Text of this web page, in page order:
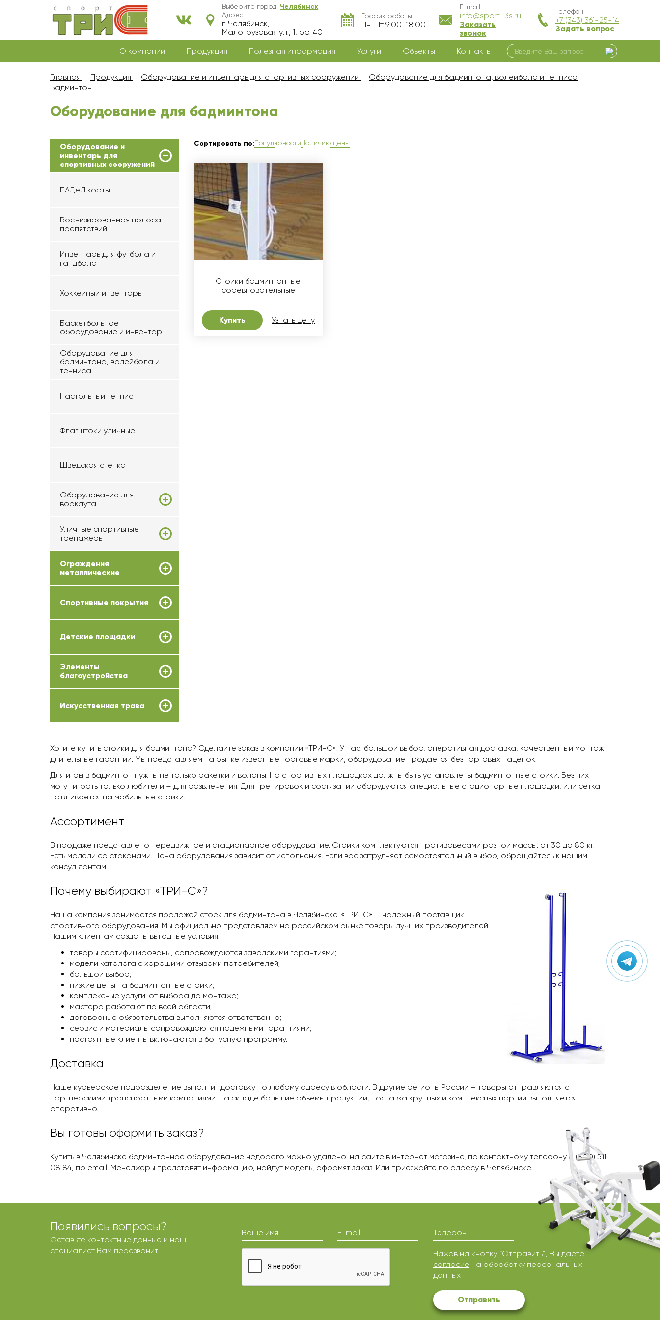
Выберите город: Челябинск
Адрес
г. Челябинск,
Малогрузовая ул., 1, оф. 40
График работы
Пн-Пт 9:00-18:00
E-mail
info@sport-3s.ru
Заказать
звонок
Телефон
+7 (343) 361-25-14
Задать вопрос
О компании Продукция Полезная информация Услуги Объекты Контакты
Главная Продукция Оборудование и инвентарь для спортивных сооружений
Оборудование для бадминтона, волейбола и тенниса
Бадминтон
Оборудование для бадминтона
Оборудование и
инвентарь для
спортивных сооружений
ПАДеЛ корты
Военизированная полоса
препятствий
Инвентарь для футбола и
гандбола
Хоккейный инвентарь
Баскетбольное
оборудование и инвентарь
Оборудование для
бадминтона, волейбола и
тенниса
Настольный теннис
Флагштоки уличные
Шведская стенка
Оборудование для
воркаута
Уличные спортивные
тренажеры
Ограждения
металлические
Спортивные покрытия
Детские площадки
Элементы
благоустройства
Искусственная трава
Сортировать по:ПопулярностиНаличию цены
Стойки бадминтонные
соревновательные
Купить Узнать цену
Хотите купить стойки для бадминтона? Сделайте заказ в компании «ТРИ-С». У нас: большой выбор, оперативная доставка, качественный монтаж,
длительные гарантии. Мы представляем на рынке известные торговые марки, оборудование продается без торговых наценок.
Для игры в бадминтон нужны не только ракетки и воланы. На спортивных площадках должны быть установлены бадминтонные стойки. Без них
могут играть только любители – для развлечения. Для тренировок и состязаний оборудуются специальные стационарные площадки, или сетка
натягивается на мобильные стойки.
Ассортимент
В продаже представлено передвижное и стационарное оборудование. Стойки комплектуются противовесами разной массы: от 30 до 80 кг.
Есть модели со стаканами. Цена оборудования зависит от исполнения. Если вас затрудняет самостоятельный выбор, обращайтесь к нашим
консультантам.
Почему выбирают «ТРИ-С»?
Наша компания занимается продажей стоек для бадминтона в Челябинскe. «ТРИ-С» – надежный поставщик
спортивного оборудования. Мы официально представляем на российском рынке товары лучших производителей.
Нашим клиентам созданы выгодные условия:
товары сертифицированы, сопровождаются заводскими гарантиями;
модели каталога с хорошими отзывами потребителей;
большой выбор;
низкие цены на бадминтонные стойки;
комплексные услуги: от выбора до монтажа;
мастера работают по всей области;
договорные обязательства выполняются ответственно;
сервис и материалы сопровождаются надежными гарантиями;
постоянные клиенты включаются в бонусную программу.
Доставка
Наше курьерское подразделение выполнит доставку по любому адресу в области. В другие регионы России – товары отправляются с
партнерскими транспортными компаниями. На складе большие объемы продукции, поставка крупных и комплексных партий выполняется
оперативно.
Вы готовы оформить заказ?
Купить в Челябинскe бадминтонное оборудование недорого можно удалено: на сайте в интернет магазине, по контактному телефону 8 (800) 511
08 84, по email. Менеджеры представят информацию, найдут модель, оформят заказ. Или приезжайте по адресу в Челябинскe.
Появились вопросы?
Оставьте контактные данные и наш
специалист Вам перезвонит
Ваше имя E-mail Телефон
Нажав на кнопку “Отправить”, Вы даете
согласие на обработку персональных
данных
Отправить